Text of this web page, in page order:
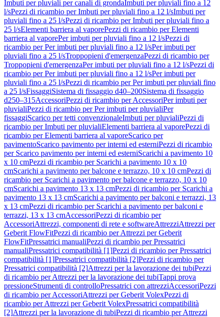
Imbuti per pluviali per canali di grondaImbuti per pluviali fino a 12
l/sPezzi di ricambio per Imbuti per pluviali fino a 12 l/sImbuti per
pluviali fino a 25 l/sPezzi di ricambio per Imbuti per pluviali fino a
25 l/sElementi barriera al vaporePezzi di ricambio per Elementi
barriera al vaporePer imbuti per pluviali fino a 12 l/sPezzi di
ricambio per Per imbuti per pluviali fino a 12 l/sPer imbuti per
pluviali fino a 25 l/sTroppopieni d'emergenzaPezzi di ricambio per
Troppopieni d'emergenzaPer imbuti per pluviali fino a 12 l/sPezzi di
ricambio per Per imbuti per pluviali fino a 12 l/sPer imbuti per
pluviali fino a 25 l/sPezzi di ricambio per Per imbuti per pluviali fino
a 25 l/sFissaggiSistema di fissaggio d40–200Sistema di fissaggio
d250–315AccessoriPezzi di ricambio per AccessoriPer imbuti per
pluvialiPezzi di ricambio per Per imbuti per pluvialiPer
fissaggiScarico per tetti convenzionaleImbuti per pluvialiPezzi di
ricambio per Imbuti per pluvialiElementi barriera al vaporePezzi di
ricambio per Elementi barriera al vaporeScarico per
pavimentoScarico pavimento per interni ed esterniPezzi di ricambio
per Scarico pavimento per interni ed esterniScarichi a pavimento 10
x 10 cmPezzi di ricambio per Scarichi a pavimento 10 x 10
cmScarichi a pavimento per balcone e terrazzo, 10 x 10 cmPezzi di
ricambio per Scarichi a pavimento per balcone e terrazzo, 10 x 10
cmScarichi a pavimento 13 x 13 cmPezzi di ricambio per Scarichi a
pavimento 13 x 13 cmScarichi a pavimento per balconi e terrazzi, 13
x 13 cmPezzi di ricambio per Scarichi a pavimento per balconi e
terrazzi, 13 x 13 cmAccessoriPezzi di ricambio per
AccessoriAttrezzi, componenti di rete e softwareAttrezziAttrezzi per
Geberit FlowFitPezzi di ricambio per Attrezzi per Geberit
FlowFitPressatrici manualiPezzi di ricambio per Pressatrici
manualiPressatrici compatibilità [1]Pezzi di ricambio per Pressatrici
compatibilità [1]Pressatrici compatibilità [2]Pezzi di ricambio per
Pressatrici compatibilità [2]Attrezzi per la lavorazione dei tubiPezzi
di ricambio per Attrezzi per la lavorazione dei tubiTappi prova
pressioneStrumenti di controlloPressatrici con attrezziAccessoriPezzi
di ricambio per AccessoriAttrezzi per Geberit VolexPezzi di
ricambio per Attrezzi per Geberit VolexPressatrici compatibilità
[2]Attrezzi per la lavorazione di tubiPezzi di ricambio per Attrezzi